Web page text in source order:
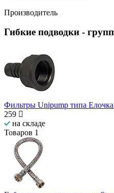
Производитель
Гибкие подводки -
Фильтры Unipump типа
259
на складе
Товаров 1